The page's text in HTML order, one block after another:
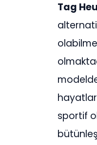
Tag
sportif